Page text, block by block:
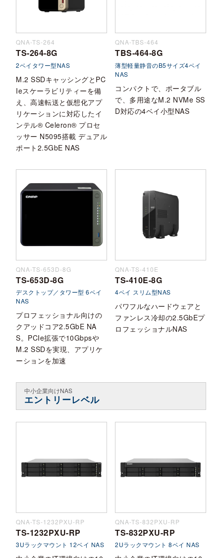
QNA-TS-264
TS-264-8G
2ベイタワー型NAS
M.2 SSDキャッシングとPC
Ieスケーラビリティーを備
え、高速転送と仮想化アプ
リケーションに対応したイ
ンテル® Celeron® プロセ
ッサー N5095搭載 デュアル
ポート2.5GbE NAS
QNA-TBS-464
TBS-464-8G
薄型軽量静音のB5サイズ4ベイ
NAS
コンパクトで、ポータブル
で、多用途なM.2 NVMe SS
D対応の4ベイ小型NAS
QNA-TS-653D-8G
TS-653D-8G
デスクトップ／タワー型 6ベイ
NAS
プロフェッショナル向けの
クアッドコア2.5GbE NA
S。PCIe拡張で10Gbpsや
M.2 SSDを実現、アプリケ
ーションを加速
QNA-TS-410E
TS-410E-8G
4ベイ スリム型NAS
パワフルなハードウェアと
ファンレス冷却の2.5GbEプ
ロフェッショナルNAS
中小企業向けNAS
エントリーレベル
QNA-TS-1232PXU-RP
TS-1232PXU-RP
3Uラックマウント 12ベイ NAS
QNA-TS-832PXU-RP
TS-832PXU-RP
2Uラックマウント 8ベイ NAS